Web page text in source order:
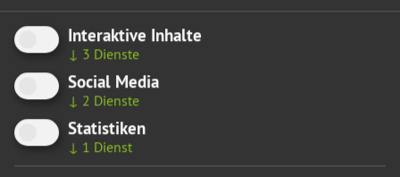
Ressourcenverbrauch von Wasser und Energie. Darüber
sollte offen und ohne Geheimniskrämerei kommuniziert
werden.“
Interaktive Inhalte
↓ 3 Dienste
Social Media
↓ 2 Dienste
Statistiken
↓ 1 Dienst